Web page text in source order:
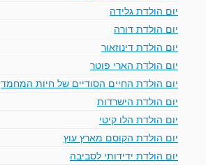
יום הולדת גלידה
יום הולדת דורה
יום הולדת דינוזאור
יום הולדת הארי פוטר
יום הולדת החיים הסודיים של חיות המחמד
יום הולדת הישרדות
יום הולדת הלו קיטי
יום הולדת הקוסם מארץ עוץ
יום הולדת ידידותי לסביבה